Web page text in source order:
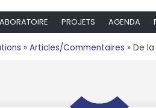
PROJETS AGENDA
» Articles/Commentaires » De